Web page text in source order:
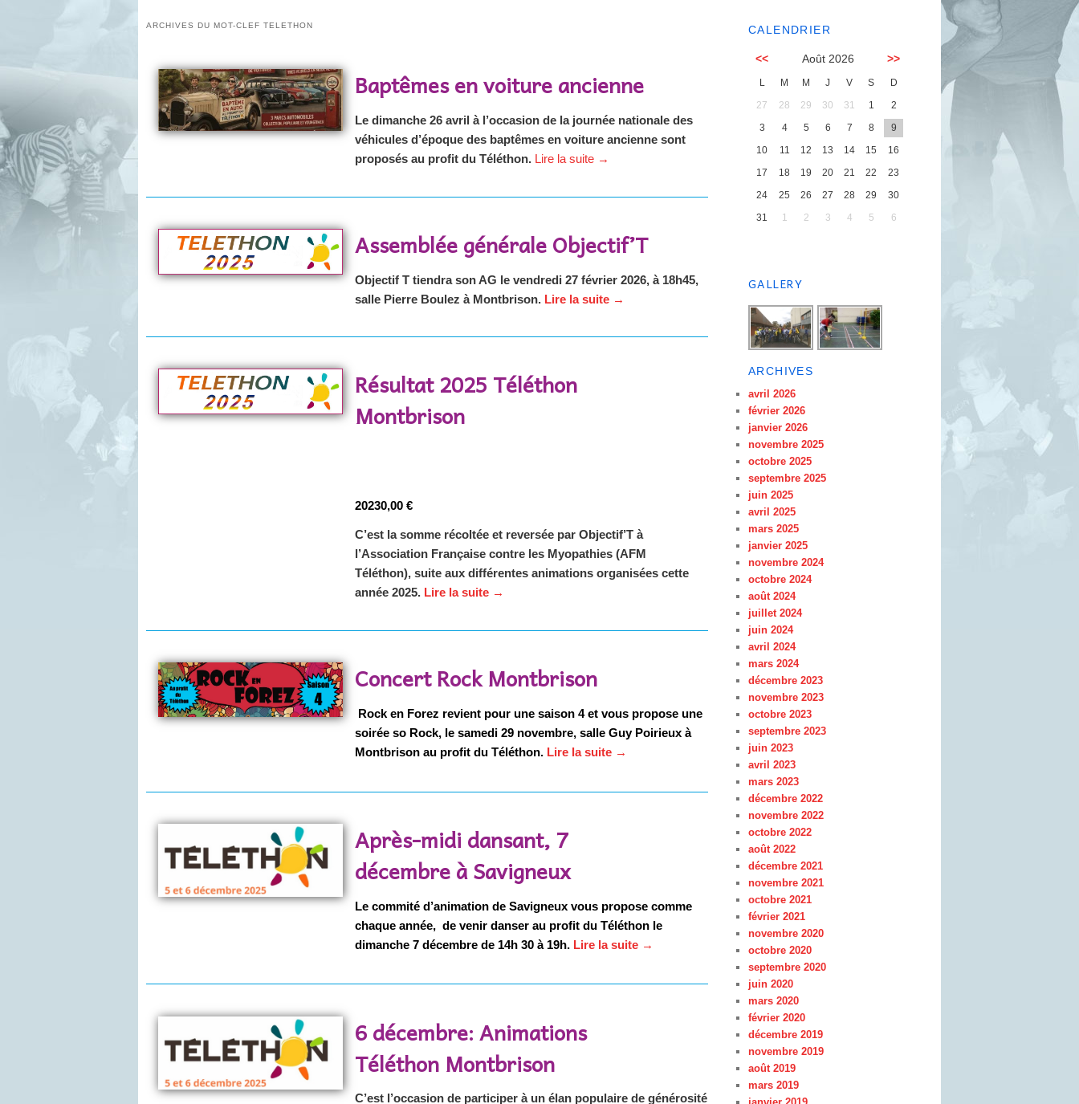
ARCHIVES DU MOT-CLEF TELETHON
Baptêmes en voiture ancienne
Le dimanche 26 avril à l’occasion de la journée nationale des
véhicules d’époque des baptêmes en voiture ancienne sont
proposés au profit du Téléthon. Lire la suite →
Assemblée générale Objectif’T
Objectif T tiendra son AG le vendredi 27 février 2026, à 18h45,
salle Pierre Boulez à Montbrison. Lire la suite →
Résultat 2025 Téléthon
Montbrison
20230,00 €
C’est la somme récoltée et reversée par Objectif’T à
l’Association Française contre les Myopathies (AFM
Téléthon), suite aux différentes animations organisées cette
année 2025. Lire la suite →
Concert Rock Montbrison
Rock en Forez revient pour une saison 4 et vous propose une
soirée so Rock, le samedi 29 novembre, salle Guy Poirieux à
Montbrison au profit du Téléthon. Lire la suite →
Après-midi dansant, 7
décembre à Savigneux
Le commité d’animation de Savigneux vous propose comme
chaque année, de venir danser au profit du Téléthon le
dimanche 7 décembre de 14h 30 à 19h. Lire la suite →
6 décembre: Animations
Téléthon Montbrison
C’est l’occasion de participer à un élan populaire de générosité
CALENDRIER
<< Août 2026 >>
L M M J V S
D
27
28 29 30 31 1
2
3
4 5 6 7 8
9
10
11 12 13 14 15
16
17
18 19 20 21 22
23
24
25 26 27 28 29
30
31
1 2 3 4 5 6
GALLERY
ARCHIVES
avril 2026
février 2026
janvier 2026
novembre 2025
octobre 2025
septembre 2025
juin 2025
avril 2025
mars 2025
janvier 2025
novembre 2024
octobre 2024
août 2024
juillet 2024
juin 2024
avril 2024
mars 2024
décembre 2023
novembre 2023
octobre 2023
septembre 2023
juin 2023
avril 2023
mars 2023
décembre 2022
novembre 2022
octobre 2022
août 2022
décembre 2021
novembre 2021
octobre 2021
février 2021
novembre 2020
octobre 2020
septembre 2020
juin 2020
mars 2020
février 2020
décembre 2019
novembre 2019
août 2019
mars 2019